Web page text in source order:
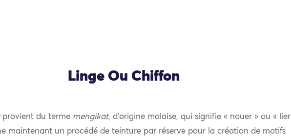
Linge Ou Chiffon
provient du terme mengikat, d’origine malaise, qui signifie « nouer » ou « lier
maintenant un procédé de teinture par réserve pour la création de motifs